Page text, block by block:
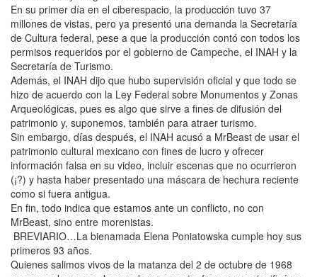
En su primer día en el ciberespacio, la producción tuvo 37
millones de vistas, pero ya presentó una demanda la Secretaría
de Cultura federal, pese a que la producción contó con todos los
permisos requeridos por el gobierno de Campeche, el INAH y la
Secretaría de Turismo.
Además, el INAH dijo que hubo supervisión oficial y que todo se
hizo de acuerdo con la Ley Federal sobre Monumentos y Zonas
Arqueológicas, pues es algo que sirve a fines de difusión del
patrimonio y, suponemos, también para atraer turismo.
Sin embargo, días después, el INAH acusó a MrBeast de usar el
patrimonio cultural mexicano con fines de lucro y ofrecer
información falsa en su video, incluir escenas que no ocurrieron
(¡?) y hasta haber presentado una máscara de hechura reciente
como si fuera antigua.
En fin, todo indica que estamos ante un conflicto, no con
MrBeast, sino entre morenistas.
BREVIARIO…La bienamada Elena Poniatowska cumple hoy sus
primeros 93 años.
Quienes salimos vivos de la matanza del 2 de octubre de 1968